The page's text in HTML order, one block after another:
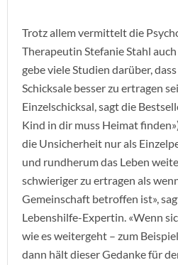
Trotz allem vermittelt die
Therapeutin Stefanie Stahl
gebe viele Studien darüber,
Schicksale besser zu ertragen
Einzelschicksal, sagt die
Kind in dir muss Heimat
die Unsicherheit nur als
und rundherum das Leben
schwieriger zu ertragen als
Gemeinschaft betroffen ist»,
Lebenshilfe-Expertin. «Wenn
wie es weitergeht – zum
dann hält dieser Gedanke für